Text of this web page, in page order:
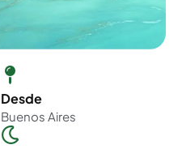
Desde
Buenos Aires